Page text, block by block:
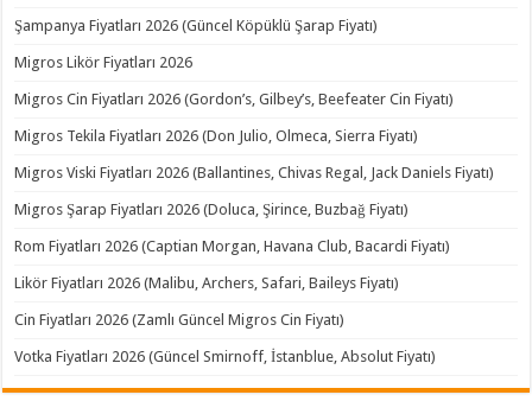
Şampanya Fiyatları 2026 (Güncel Köpüklü Şarap Fiyatı)
Migros Likör Fiyatları 2026
Migros Cin Fiyatları 2026 (Gordon’s, Gilbey’s, Beefeater Cin Fiyatı)
Migros Tekila Fiyatları 2026 (Don Julio, Olmeca, Sierra Fiyatı)
Migros Viski Fiyatları 2026 (Ballantines, Chivas Regal, Jack Daniels Fiyatı)
Migros Şarap Fiyatları 2026 (Doluca, Şirince, Buzbağ Fiyatı)
Rom Fiyatları 2026 (Captian Morgan, Havana Club, Bacardi Fiyatı)
Likör Fiyatları 2026 (Malibu, Archers, Safari, Baileys Fiyatı)
Cin Fiyatları 2026 (Zamlı Güncel Migros Cin Fiyatı)
Votka Fiyatları 2026 (Güncel Smirnoff, İstanblue, Absolut Fiyatı)